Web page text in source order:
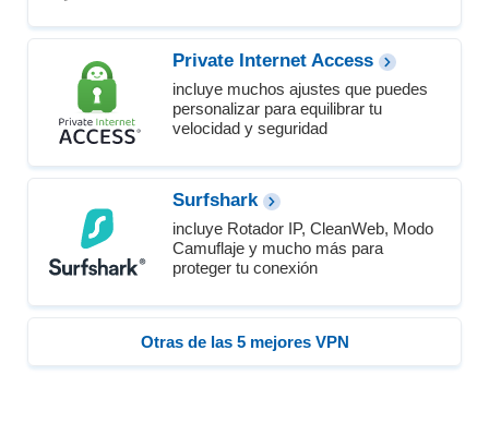
Private Internet Access
incluye muchos ajustes que puedes
personalizar para equilibrar tu
velocidad y seguridad
Surfshark
incluye Rotador IP, CleanWeb, Modo
Camuflaje y mucho más para
proteger tu conexión
Otras de las 5 mejores VPN